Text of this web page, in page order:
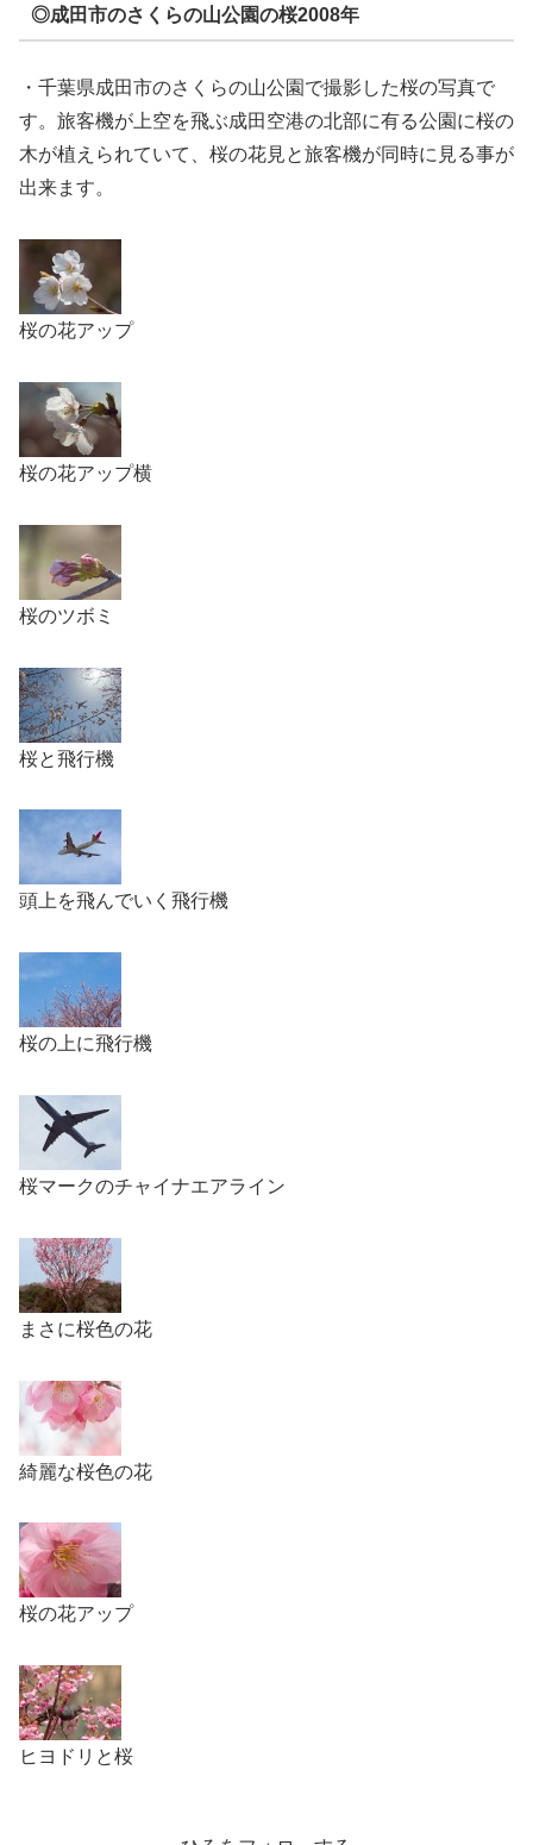
◎成田市のさくらの山公園の桜2008年
・千葉県成田市のさくらの山公園で撮影した桜の写真で
す。旅客機が上空を飛ぶ成田空港の北部に有る公園に桜の
木が植えられていて、桜の花見と旅客機が同時に見る事が
出来ます。
桜の花アップ
桜の花アップ横
桜のツボミ
桜と飛行機
頭上を飛んでいく飛行機
桜の上に飛行機
桜マークのチャイナエアライン
まさに桜色の花
綺麗な桜色の花
桜の花アップ
ヒヨドリと桜